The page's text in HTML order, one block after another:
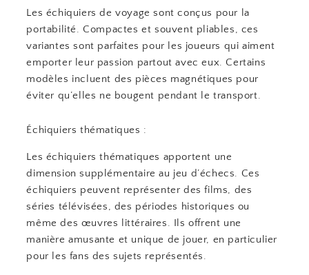
Les échiquiers de voyage sont conçus pour la
portabilité. Compactes et souvent pliables, ces
variantes sont parfaites pour les joueurs qui aiment
emporter leur passion partout avec eux. Certains
modèles incluent des pièces magnétiques pour
éviter qu’elles ne bougent pendant le transport.
Échiquiers thématiques :
Les échiquiers thématiques apportent une
dimension supplémentaire au jeu d’échecs. Ces
échiquiers peuvent représenter des films, des
séries télévisées, des périodes historiques ou
même des œuvres littéraires. Ils offrent une
manière amusante et unique de jouer, en particulier
pour les fans des sujets représentés.